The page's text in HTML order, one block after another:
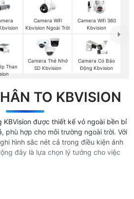
Camera Wifi
Kbvision Ngoài Trời
Camera Wifi 360
Kbvision
Than
Camera Thẻ Nhớ
SD Kbvision
Camera Có Báo
Động Kbvision
TO KBVISION
KBVision được thiết kế vỏ ngoài bền bỉ
phù hợp cho môi trường ngoài trời. Với
hình sắc nét cả trong điều kiện ánh
đây là lựa chọn lý tưởng cho việc